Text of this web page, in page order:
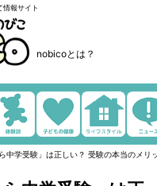
報サイト
nobicoとは？
中学受験」は正しい？ 受験の本当のメリ